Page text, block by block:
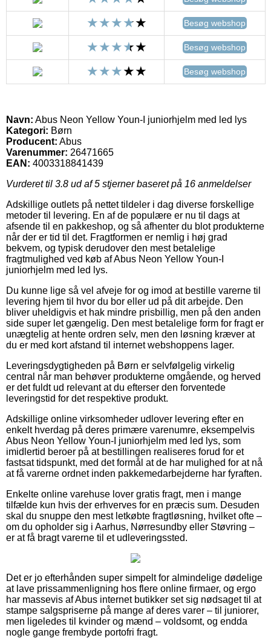
Besøg webshop
Besøg webshop
Besøg webshop
Navn: Abus Neon Yellow Youn-I juniorhjelm med led lys
Kategori: Børn
Producent: Abus
Varenummer: 26471665
EAN: 4003318841439
Vurderet til 3.8 ud af 5 stjerner baseret på 16 anmeldelser
Adskillige outlets på nettet tildeler i dag diverse forskellige
metoder til levering. En af de populære er nu til dags at
afsende til en pakkeshop, og så afhenter du blot produkterne
når der er tid til det. Fragtformen er nemlig i høj grad
bekvem, og typisk derudover den mest betalelige
fragtmulighed ved køb af Abus Neon Yellow Youn-I
juniorhjelm med led lys.
Du kunne lige så vel afveje for og imod at bestille varerne til
levering hjem til hvor du bor eller ud på dit arbejde. Den
bliver uheldigvis et hak mindre prisbillig, men på den anden
side super let gængelig. Den mest betalelige form for fragt er
unægtelig at hente ordren selv, men den løsning kræver at
du er med kort afstand til internet webshoppens lager.
Leveringsdygtigheden på Børn er selvfølgelig virkelig
central når man behøver produkterne omgående, og herved
er det fuldt ud relevant at du efterser den forventede
leveringstid for det respektive produkt.
Adskillige online virksomheder udlover levering efter en
enkelt hverdag på deres primære varenumre, eksempelvis
Abus Neon Yellow Youn-I juniorhjelm med led lys, som
imidlertid beroer på at bestillingen realiseres forud for et
fastsat tidspunkt, med det formål at de har mulighed for at nå
at få varerne ordnet inden pakkemedarbejderne har fyraften.
Enkelte online varehuse lover gratis fragt, men i mange
tilfælde kun hvis der erhverves for en præcis sum. Desuden
skal du snuppe den mest letkøbte fragtløsning, hvilket ofte –
om du opholder sig i Aarhus, Nørresundby eller Støvring –
er at få bragt varerne til et udleveringssted.
Det er jo efterhånden super simpelt for almindelige dødelige
at lave prissammenligning hos flere online firmaer, og ergo
har massevis af Abus internet butikker set sig nødsaget til at
stampe salgspriserne på mange af deres varer – til juniorer,
men ligeledes til kvinder og mænd – voldsomt, og endda
nogle gange frembyde portofri fragt.